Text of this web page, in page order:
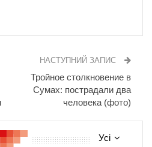
НАСТУПНИЙ ЗАПИС
Тройное столкновение в
Сумах: пострадали два
человека (фото)
Усі